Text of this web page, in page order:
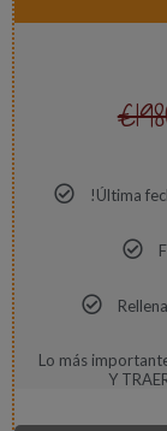
!Última
Lo más
Y